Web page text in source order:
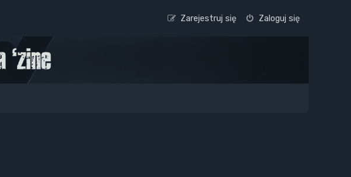
Zaloguj się
Zarejestruj się